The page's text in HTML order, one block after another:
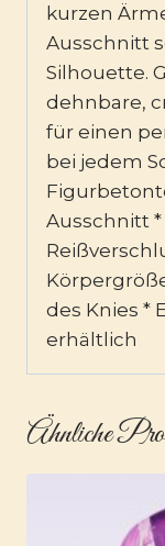
kurzen
Ausschnitt
Silhouette.
dehnbare,
für einen
bei jedem
Ausschnitt
des Knies *
erhältlich
Ähnliche